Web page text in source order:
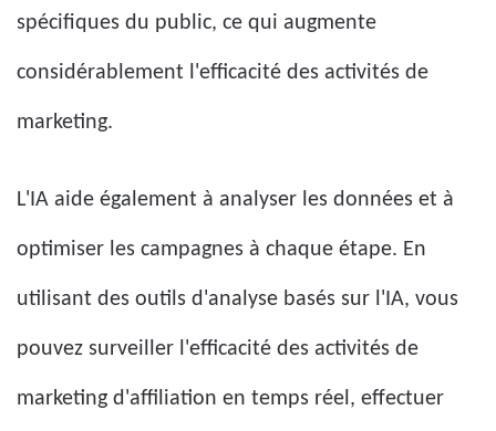
spécifiques du public, ce qui augmente
considérablement l'efficacité des activités de
marketing.
L'IA aide également à analyser les données et à
optimiser les campagnes à chaque étape. En
utilisant des outils d'analyse basés sur l'IA, vous
pouvez surveiller l'efficacité des activités de
marketing d'affiliation en temps réel, effectuer